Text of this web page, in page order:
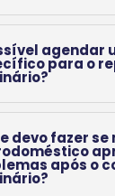
agendar
para o
devo fazer se
após o